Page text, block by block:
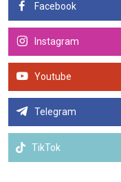
Facebook
Instagram
Youtube
Telegram
TikTok